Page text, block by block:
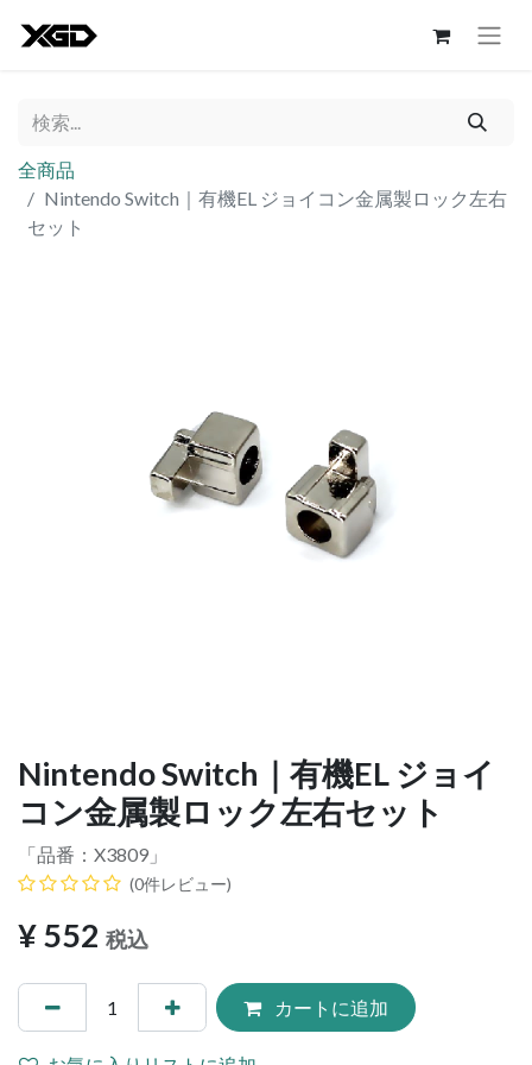
全商品
Nintendo Switch｜有機EL ジョイコン金属製ロック左右
セット
Nintendo Switch｜有機EL ジョイ
コン金属製ロック左右セット
「品番： X3809 」
(0件レビュー)
¥552 税込
カートに追加